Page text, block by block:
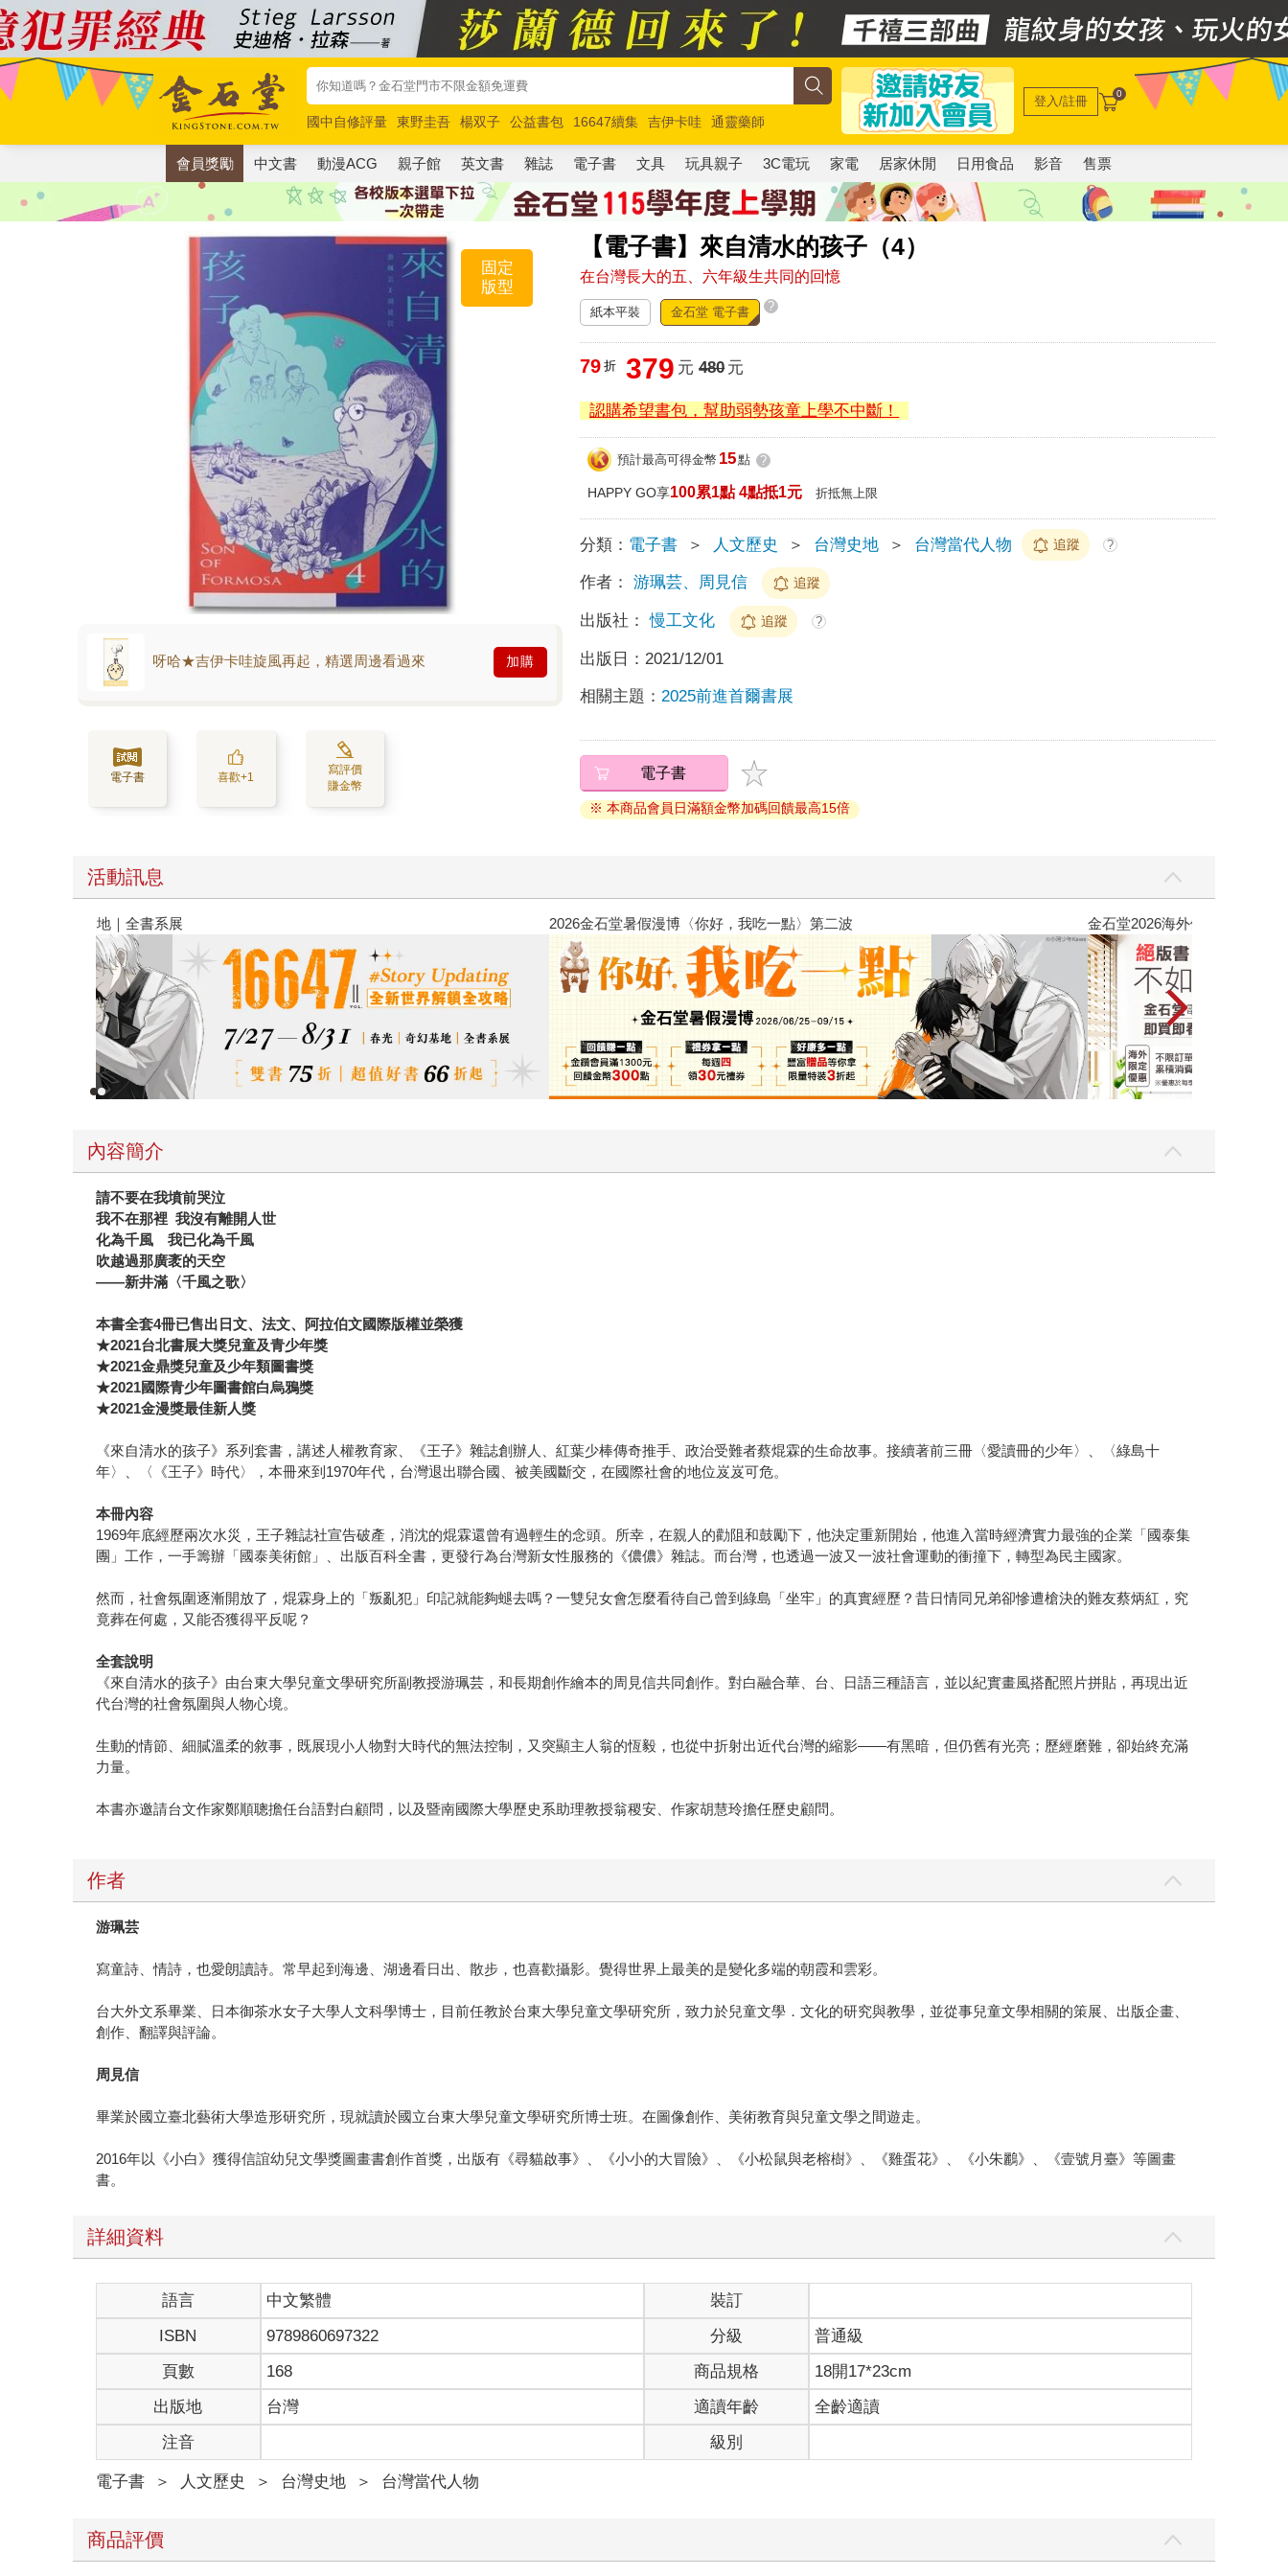
國中自修評量 東野圭吾 楊双子 公益書包 16647續集 吉伊卡哇
通靈藥師
唯紅花綻放
奧德賽 路邊攤新作 馬斯克 玩具總動員5 超慢跑
登入/註冊 0
會員獎勵 中文書 動漫ACG 親子館 英文書 雜誌 電子書 文具 玩具親子 3C電玩 家電 居家休閒 日用食品 影音 售票
【電子書】來自清水的孩子（4）
在台灣長大的五、六年級生共同的回憶
固定
版型
呀哈★吉伊卡哇旋風再起，精選周邊看過來 加購
電子書 喜歡+1
寫評價
賺金幣
紙本平裝 金石堂 電子書 ?
79 折 379 元 480元
認購希望書包，幫助弱勢孩童上學不中斷！
預計最高可得金幣 15點 ?
HAPPY GO享100累1點 4點抵1元 折抵無上限
分類： 電子書 ＞ 人文歷史 ＞ 台灣史地 ＞ 台灣當代人物 追蹤 ?
作者： 游珮芸、周見信 追蹤
出版社： 慢工文化 追蹤 ?
出版日： 2021/12/01
相關主題： 2025前進首爾書展
電子書
※ 本商品會員日滿額金幣加碼回饋最高15倍
活動訊息
春光ｘ奇幻基地｜全書系展 2026金石堂暑假漫博〈你好，我吃一點〉第二波 金石堂2026海
內容簡介
請不要在我墳前哭泣
我不在那裡 我沒有離開人世
化為千風 我已化為千風
吹越過那廣袤的天空
——新井滿〈千風之歌〉
本書全套4冊已售出日文、法文、阿拉伯文國際版權並榮獲
★2021台北書展大獎兒童及青少年獎
★2021金鼎獎兒童及少年類圖書獎
★2021國際青少年圖書館白烏鴉獎
★2021金漫獎最佳新人獎
《來自清水的孩子》系列套書，講述人權教育家、《王子》雜誌創辦人、紅葉少棒傳奇推手、政治受難者蔡焜霖的生命故事。接續著前三冊〈愛讀冊的少年〉、〈綠島十
年〉、〈《王子》時代〉，本冊來到1970年代，台灣退出聯合國、被美國斷交，在國際社會的地位岌岌可危。
本冊內容
1969年底經歷兩次水災，王子雜誌社宣告破產，消沈的焜霖還曾有過輕生的念頭。所幸，在親人的勸阻和鼓勵下，他決定重新開始，他進入當時經濟實力最強的企業「國泰集
團」工作，一手籌辦「國泰美術館」、出版百科全書，更發行為台灣新女性服務的《儂儂》雜誌。而台灣，也透過一波又一波社會運動的衝撞下，轉型為民主國家。
然而，社會氛圍逐漸開放了，焜霖身上的「叛亂犯」印記就能夠螁去嗎？一雙兒女會怎麼看待自己曾到綠島「坐牢」的真實經歷？昔日情同兄弟卻慘遭槍決的難友蔡炳紅，究
竟葬在何處，又能否獲得平反呢？
全套說明
《來自清水的孩子》由台東大學兒童文學研究所副教授游珮芸，和長期創作繪本的周見信共同創作。對白融合華、台、日語三種語言，並以紀實畫風搭配照片拼貼，再現出近
代台灣的社會氛圍與人物心境。
生動的情節、細膩溫柔的敘事，既展現小人物對大時代的無法控制，又突顯主人翁的恆毅，也從中折射出近代台灣的縮影——有黑暗，但仍舊有光亮；歷經磨難，卻始終充滿
力量。
本書亦邀請台文作家鄭順聰擔任台語對白顧問，以及暨南國際大學歷史系助理教授翁稷安、作家胡慧玲擔任歷史顧問。
作者
游珮芸
寫童詩、情詩，也愛朗讀詩。常早起到海邊、湖邊看日出、散步，也喜歡攝影。覺得世界上最美的是變化多端的朝霞和雲彩。
台大外文系畢業、日本御茶水女子大學人文科學博士，目前任教於台東大學兒童文學研究所，致力於兒童文學．文化的研究與教學，並從事兒童文學相關的策展、出版企畫、
創作、翻譯與評論。
周見信
畢業於國立臺北藝術大學造形研究所，現就讀於國立台東大學兒童文學研究所博士班。在圖像創作、美術教育與兒童文學之間遊走。
2016年以《小白》獲得信誼幼兒文學獎圖畫書創作首獎，出版有《尋貓啟事》、《小小的大冒險》、《小松鼠與老榕樹》、《雞蛋花》、《小朱鸝》、《壹號月臺》等圖畫
書。
詳細資料
語言 中文繁體
裝訂
ISBN
9789860697322 分級
普通級
頁數
168 商品規格
18開17*23cm
出版地
台灣 適讀年齡
全齡適讀
注音
級別
電子書 ＞ 人文歷史 ＞ 台灣史地 ＞ 台灣當代人物
商品評價